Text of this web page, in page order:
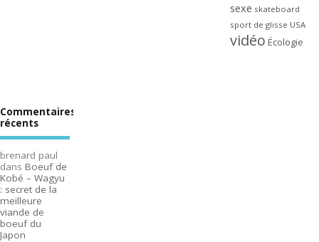
sexe skateboard
sport de glisse USA
vidéo Écologie
Commentaires
récents
brenard paul
dans Boeuf de
Kobé – Wagyu
: secret de la
meilleure
viande de
boeuf du
Japon